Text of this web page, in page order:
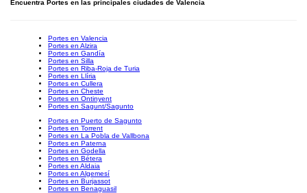
Encuentra Portes en las principales ciudades de Valencia
Portes en Valencia
Portes en Alzira
Portes en Gandía
Portes en Silla
Portes en Riba-Roja de Turia
Portes en Llíria
Portes en Cullera
Portes en Cheste
Portes en Ontinyent
Portes en Sagunt/Sagunto
Portes en Puerto de Sagunto
Portes en Torrent
Portes en La Pobla de Vallbona
Portes en Paterna
Portes en Godella
Portes en Bétera
Portes en Aldaia
Portes en Algemesí
Portes en Burjassot
Portes en Benaguasil